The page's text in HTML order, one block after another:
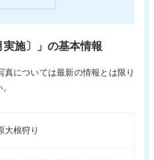
実施〕」の基本情報
については最新の情報とは限り
大根狩り